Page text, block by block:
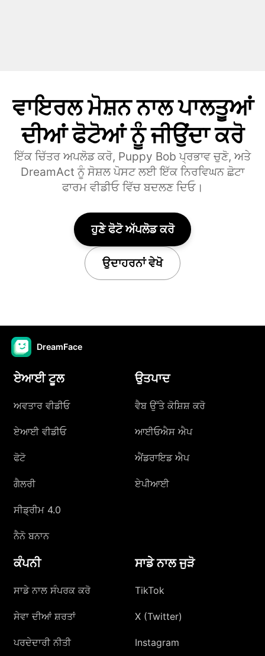
ਵਾਇਰਲ ਮੋਸ਼ਨ ਨਾਲ ਪਾਲਤੂਆਂ
ਦੀਆਂ ਫੋਟੋਆਂ ਨੂੰ ਜੀਉਂਦਾ ਕਰੋ
ਇੱਕ ਚਿੱਤਰ ਅਪਲੋਡ ਕਰੋ, Puppy Bob ਪ੍ਰਭਾਵ ਚੁਣੋ, ਅਤੇ
DreamAct ਨੂੰ ਸੋਸ਼ਲ ਪੋਸਟ ਲਈ ਇੱਕ ਨਿਰਵਿਘਨ ਛੋਟਾ
ਫਾਰਮ ਵੀਡੀਓ ਵਿੱਚ ਬਦਲਣ ਦਿਓ।
ਹੁਣੇ ਫੋਟੋ ਅੱਪਲੋਡ ਕਰੋ
ਉਦਾਹਰਨਾਂ ਵੇਖੋ
DreamFace
ਏਆਈ ਟੂਲ
ਅਵਤਾਰ ਵੀਡੀਓ
ਏਆਈ ਵੀਡੀਓ
ਫੋਟੋ
ਗੈਲਰੀ
ਸੀਡ੍ਰੀਮ 4.0
ਨੈਨੋ ਬਨਾਨ
ਉਤਪਾਦ
ਵੈਬ ਉੱਤੇ ਕੋਸ਼ਿਸ਼ ਕਰੋ
ਆਈਓਐਸ ਐਪ
ਐਂਡਰਾਇਡ ਐਪ
ਏਪੀਆਈ
ਕੰਪਨੀ
ਸਾਡੇ ਨਾਲ ਸੰਪਰਕ ਕਰੋ
ਸੇਵਾ ਦੀਆਂ ਸ਼ਰਤਾਂ
ਪਰਦੇਦਾਰੀ ਨੀਤੀ
ਸਾਡੇ ਨਾਲ ਜੁੜੋ
TikTok
X (Twitter)
Instagram